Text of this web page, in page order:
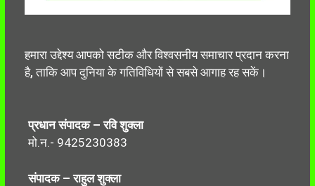
हमारा उद्देश्य आपको सटीक और विश्वसनीय समाचार प्रदान करना
है, ताकि आप दुनिया के गतिविधियों से सबसे आगाह रह सकें।
प्रधान संपादक – रवि शुक्ला
मो.न.- 9425230383
संपादक – राहुल शुक्ला